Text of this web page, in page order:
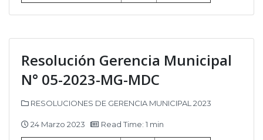
Resolución Gerencia Municipal
N° 05-2023-MG-MDC
RESOLUCIONES DE GERENCIA MUNICIPAL 2023
24 Marzo 2023 Read Time: 1 min